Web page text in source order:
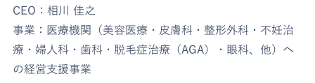
CEO：相川 佳之
事業：医療機関（美容医療・皮膚科・整形外科・不妊治
療・婦人科・歯科・脱毛症治療（AGA）・眼科、他）へ
の経営支援事業